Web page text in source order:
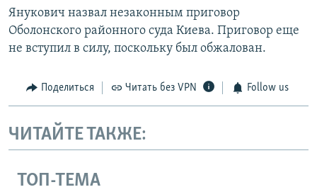
Янукович назвал незаконным приговор
Оболонского районного суда Киева. Приговор еще
не вступил в силу, поскольку был обжалован.
Поделиться Читать без VPN Follow us
ЧИТАЙТЕ ТАКЖЕ:
ТОП-ТЕМА